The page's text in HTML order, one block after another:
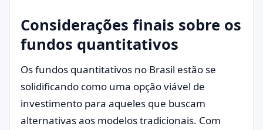
Considerações finais sobre os
fundos quantitativos
Os fundos quantitativos no Brasil estão se
solidificando como uma opção viável de
investimento para aqueles que buscam
alternativas aos modelos tradicionais. Com